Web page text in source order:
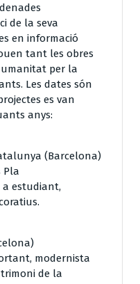
de la seva
en informació
tant les obres
per la
Les dates són
es van
anys:
(Barcelona)
Pla
a estudiant,
modernista
de la